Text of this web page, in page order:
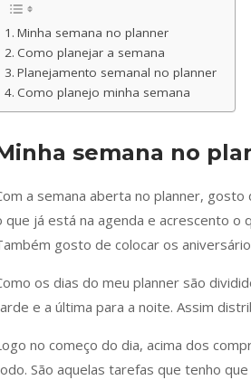
Minha semana no planner
Como planejar a semana
Planejamento semanal no planner
Como planejo minha semana
semana no
a semana aberta no planner,
que já está na agenda e acrescento o
gosto de colocar os
os dias do meu planner são
e a última para a noite. Assim
no começo do dia, acima dos
São aquelas tarefas que tenho